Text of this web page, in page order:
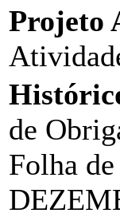
Projeto
de
Folha